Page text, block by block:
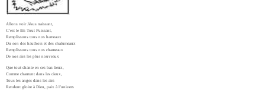
Allons voir Jésus naissant,
C’est le fils Tout Puissant,
Remplissons tous nos hameaux
Du son des hautbois et des chalumeaux
Remplissons tous nos chameaux
De nos airs les plus nouveaux
Que tout chante en ces bas lieux,
Comme chantent dans les cieux,
Tous les anges dans les airs
Rendent gloire à Dieu, paix à l’univers